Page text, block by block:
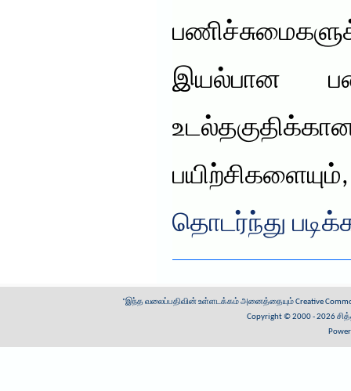
இயல்பான
தொடர்ந்து
"இந்த வலைப்பதிவின் உள்ளடக்கம் அனைத்தையும்Creative
Copyright © 2000 - 2026